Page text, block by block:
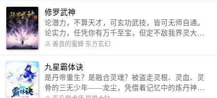
微博：皇甫奇（地址：http://weibo.com/u/25284575
87） QQ交流群：320238210【普通群】 574501330
【VIP订阅群】 欢迎大家关注。
修罗武神
论潜力，不算天才，可玄功武技，皆可无师自通。
论实力，任凭你有万千至宝，但定不敌我界灵大
军。 我是谁？天下众生视我为修罗，却不知，我以
信公众号：善良的蜜蜂后援会）
善良的蜜蜂 东方玄幻
九星霸体诀
是丹帝重生？是融合灵魂？被盗走灵根、灵血、灵
骨的三无少年——龙尘，凭借着记忆中的炼丹神